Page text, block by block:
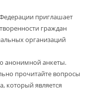
приглашает
граждан
организаций
анонимной анкеты.
прочитайте вопросы
который является